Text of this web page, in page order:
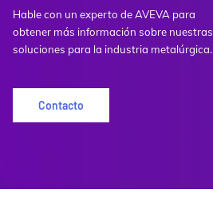
Hable con un experto de AVEVA para
obtener más información sobre nuestras
soluciones para la industria metalúrgica.
Contacto